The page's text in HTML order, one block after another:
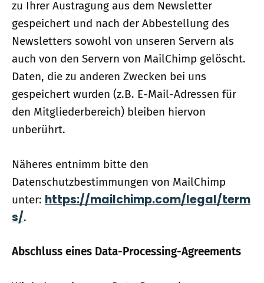
zu Ihrer Austragung aus dem Newsletter
gespeichert und nach der Abbestellung des
Newsletters sowohl von unseren Servern als
auch von den Servern von MailChimp gelöscht.
Daten, die zu anderen Zwecken bei uns
gespeichert wurden (z.B. E-Mail-Adressen für
den Mitgliederbereich) bleiben hiervon
unberührt.
Näheres entnimm bitte den
Datenschutzbestimmungen von MailChimp
unter: https://mailchimp.com/legal/term
s/.
Abschluss eines Data-Processing-Agreements